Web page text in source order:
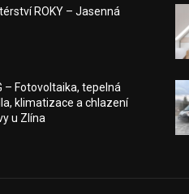
ROKY – Jasenná
– Fotovoltaika, tepelná
klimatizace a chlazení
u Zlína